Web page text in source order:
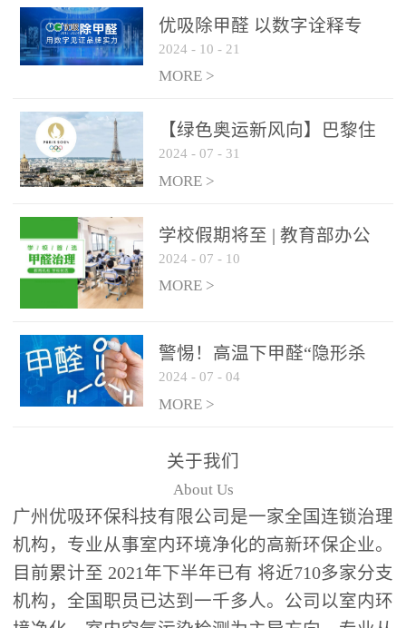
优吸除甲醛 以数字诠释专
业，尽显除醛品牌实力！
2024 - 10 - 21
MORE >
【绿色奥运新风向】巴黎住
宿风波：优吸环保共建健康
绿色家居
2024 - 07 - 31
MORE >
学校假期将至 | 教育部办公
厅关于加强学校新建校舍室
内空气质量管理通知
2024 - 07 - 10
MORE >
警惕！高温下甲醛“隐形杀
手”来袭，你的家安全吗？
2024 - 07 - 04
MORE >
关于我们
About Us
广州优吸环保科技有限公司是一家全国连锁治理
机构，专业从事室内环境净化的高新环保企业。
目前累计至 2021年下半年已有 将近710多家分支
机构，全国职员已达到一千多人。公司以室内环